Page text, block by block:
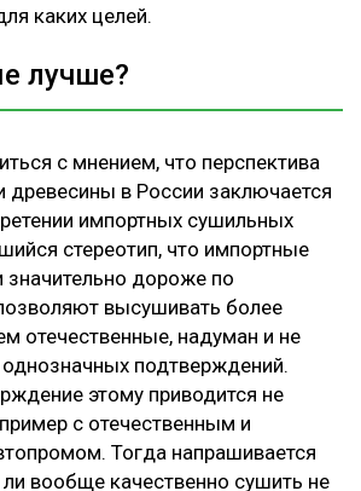
каких целей.
лучше?
с мнением, что перспектива
древесины в России заключается
импортных сушильных
стереотип, что импортные
значительно дороже по
высушивать более
отечественные, надуман и не
однозначных подтверждений.
этому приводится не
с отечественным и
Тогда напрашивается
вообще качественно сушить не